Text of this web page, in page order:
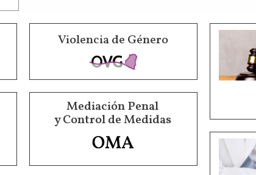
Violencia de Género
Mediación Penal
y Control de Medidas